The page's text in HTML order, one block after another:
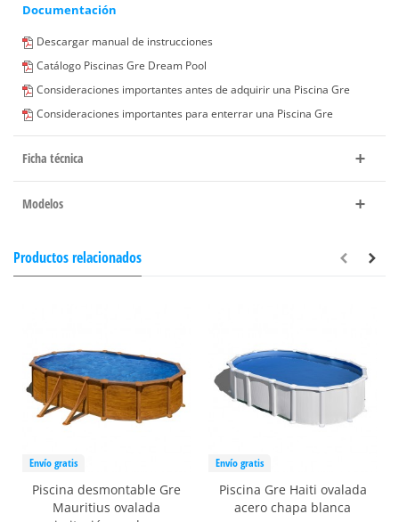
Documentación
Descargar manual de instrucciones
Catálogo Piscinas Gre Dream Pool
Consideraciones importantes antes de adquirir una Piscina Gre
Consideraciones importantes para enterrar una Piscina Gre
Ficha técnica
Modelos
Productos relacionados
Envío gratis
Piscina desmontable Gre
Mauritius ovalada
Envío gratis
Piscina Gre Haiti ovalada
acero chapa blanca